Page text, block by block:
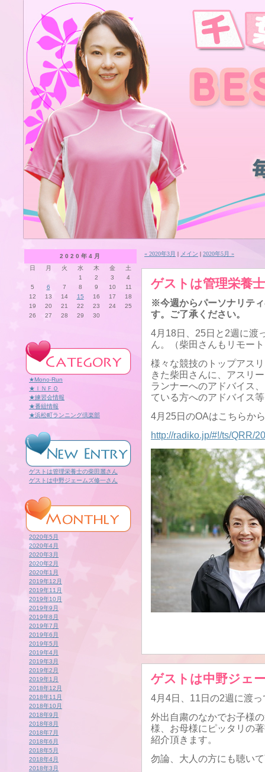
2020年4月
日
月 火 水 木 金
土
1
2 3
4
5
6 7 8 9 10
11
12
13 14 15 16 17
18
19
20 21 22 23 24
25
26
27 28 29 30
★Mono-Run
★ＩＮＦＯ
★練習会情報
★番組情報
★浜松町ランニング倶楽部
ゲストは管理栄養士の柴田麗さん
ゲストは中野ジェームズ修一さん
2020年5月
2020年4月
2020年3月
2020年2月
2020年1月
2019年12月
2019年11月
2019年10月
2019年9月
2019年8月
2019年7月
2019年6月
2019年5月
2019年4月
2019年3月
2019年2月
2019年1月
2018年12月
2018年11月
2018年10月
2018年9月
2018年8月
2018年7月
2018年6月
2018年5月
2018年4月
2018年3月
« 2020年3月 | メイン | 2020年5月 »
ゲストは管理栄養
※今週からパーソナリテ
す。ご了承ください。
4月18日、25日と2週に渡
ん。（柴田さんもリモー
様々な競技のトップアス
きた柴田さんに、アスリ
ランナーへのアドバイス
ている方へのアドバイス
4月25日のOAはこちらか
http://radiko.jp/#!/ts/QRR/
ゲストは中野ジェ
4月4日、11日の2週に渡
外出自粛のなかでお子様
様、お母様にピッタリの
紹介頂きます。
勿論、大人の方にも聴い